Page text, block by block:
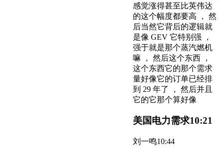
感觉涨得甚至比英伟达
的这个幅度都要高 ， 然
后当然它背后的逻辑就
是像 GEV 它特别强 ，
强于就是那个蒸汽燃机
嘛 ， 然后这个东西 ，
这个东西它的那个需求
量好像它的订单已经排
到 29 年了 ， 然后并且
它的它那个算好像
美国电力需求10:21
刘一鸣10:44